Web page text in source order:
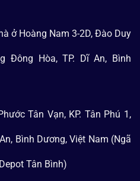
ở Hoàng Nam 3-2D, Đào Duy
Đông Hòa, TP. Dĩ An, Bình
Tân Vạn, KP. Tân Phú 1,
Bình Dương, Việt Nam (Ngã
Tân Bình)